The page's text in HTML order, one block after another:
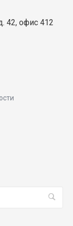
42, офис 412